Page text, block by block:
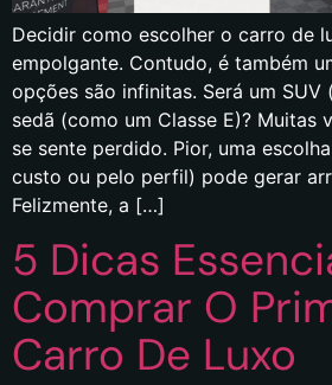
Decidir como escolher o carro de
empolgante. Contudo, é também
opções são infinitas. Será um SUV
sedã (como um Classe E)? Muitas
se sente perdido. Pior, uma
custo ou pelo perfil) pode gerar
Felizmente, a […]
5 Dicas
Comprar O
Carro De Luxo